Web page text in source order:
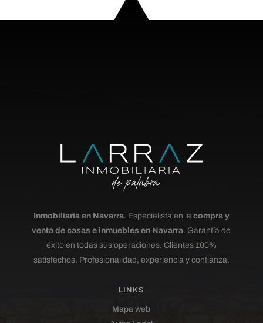
Inmobiliaria en Navarra. Especialista en la compra y
venta de casas e inmuebles en Navarra. Garantía de
éxito en todas sus operaciones. Clientes 100%
satisfechos. Profesionalidad, experiencia y confianza.
LINKS
Mapa web